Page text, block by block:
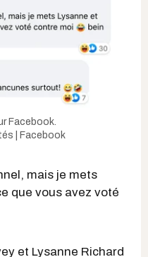
Facebook.
| Facebook
mais je mets
que vous avez voté
et Lysanne Richard